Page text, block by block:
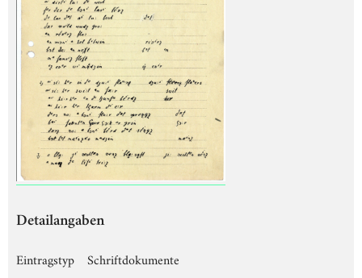
Detailangaben
Eintragstyp
Schriftdokumente